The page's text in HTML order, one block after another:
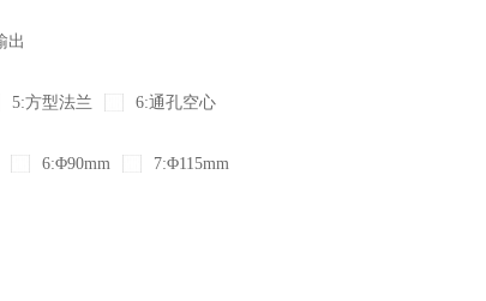
出
5:方型法兰 6:通孔空心
6:Φ90mm 7:Φ115mm